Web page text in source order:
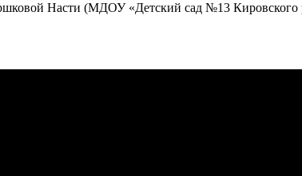
Насти (МДОУ «Детский сад №13